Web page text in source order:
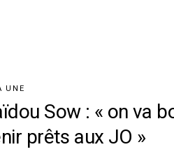
UNE
Sow : « on va
prêts aux JO »